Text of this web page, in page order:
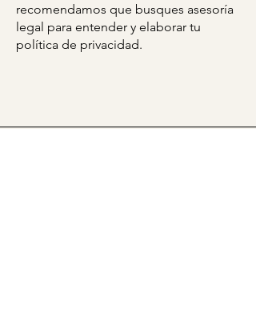
recomendamos que busques asesoría
legal para entender y elaborar tu
política de privacidad.